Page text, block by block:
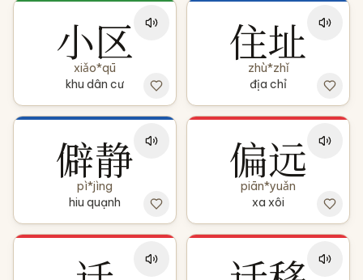
小区
xiǎo*qū
khu dân cư
住址
zhù*zhǐ
địa chỉ
僻静
pì*jìng
hiu quạnh
偏远
piān*yuǎn
xa xôi